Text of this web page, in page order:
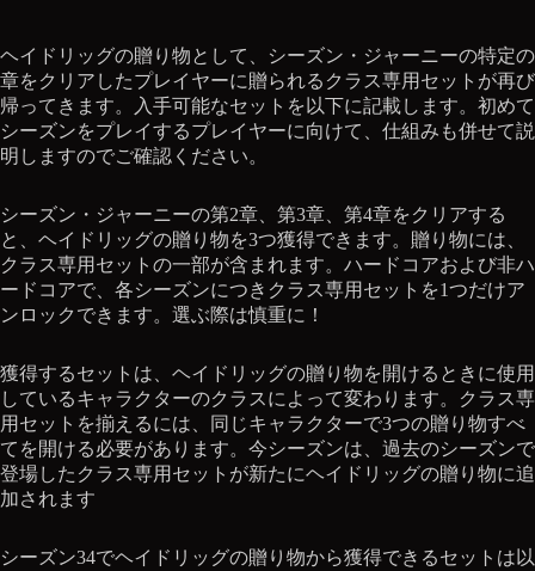
ヘイドリッグの贈り物として、シーズン・ジャーニーの特定の
章をクリアしたプレイヤーに贈られるクラス専用セットが再び
帰ってきます。入手可能なセットを以下に記載します。初めて
シーズンをプレイするプレイヤーに向けて、仕組みも併せて説
明しますのでご確認ください。
シーズン・ジャーニーの第2章、第3章、第4章をクリアする
と、ヘイドリッグの贈り物を3つ獲得できます。贈り物には、
クラス専用セットの一部が含まれます。ハードコアおよび非ハ
ードコアで、各シーズンにつきクラス専用セットを1つだけア
ンロックできます。選ぶ際は慎重に！
獲得するセットは、ヘイドリッグの贈り物を開けるときに使用
しているキャラクターのクラスによって変わります。クラス専
用セットを揃えるには、同じキャラクターで3つの贈り物すべ
てを開ける必要があります。今シーズンは、過去のシーズンで
登場したクラス専用セットが新たにヘイドリッグの贈り物に追
加されます
シーズン34でヘイドリッグの贈り物から獲得できるセットは以